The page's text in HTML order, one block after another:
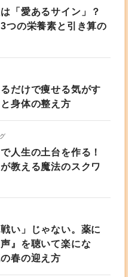
「愛あるサイン」？
つの栄養素と引き算の
だけで痩せる気がす
身体の整え方
人生の土台を作る！
教える魔法のスクワ
い」じゃない。薬に
』を聴いて楽にな
春の迎え方